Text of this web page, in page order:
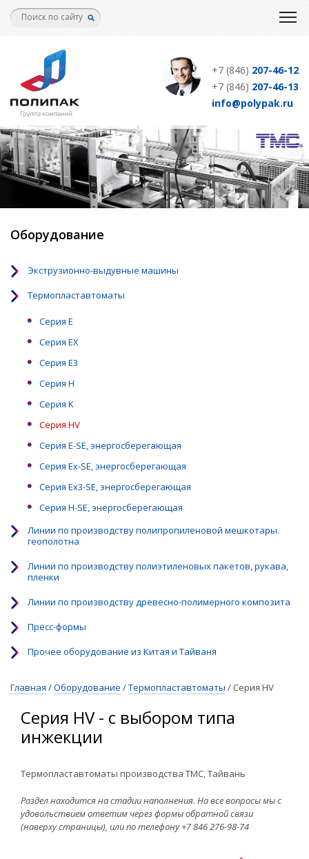
Перейти
к
+7 (846) 207-46-12
+7 (846) 207-46-13
info@polypak.ru
Оборудование
Экструзионно-выдувные машины
Термопластавтоматы
Серия Е
Серия EX
Серия Е3
Серия Н
Серия K
Серия HV
Серия E-SE, энергосберегающая
Серия Ex-SE, энергосберегающая
Серия Ex3-SE, энергосберегающая
Серия H-SE, энергосберегающая
Линии по производству полипропиленовой мешкотары.
геополотна
Линии по производству полиэтиленовых пакетов, рукава,
пленки
Линии по производству древесно-полимерного композита
Пресс-формы
Прочее оборудование из Китая и Тайваня
Главная /Оборудование /Термопластавтоматы / Серия HV
Серия HV - с выбором типа
инжекции
Термопластавтоматы производства TMC, Тайвань
Раздел находится на стадии наполнения. На все вопросы мы с
удовольствием ответим через формы обратной связи
(наверху страницы), или по телефону +7 846 276-98-74